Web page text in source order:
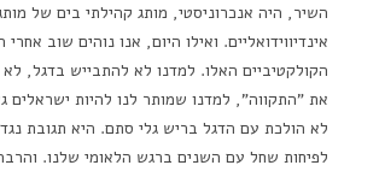
השיר, היה אנכרוניסטי, מותג קהילתי בים של
אינדיווידואליים. ואילו היום, אנו נוהים שוב אחרי
הקולקטיביים האלו. למדנו לא להתבייש בדגל,
את "התקווה", למדנו שמותר לנו להיות ישראלים
לא הולכת עם הדגל בריש גלי סתם. היא תגובת
לפיחות שחל עם השנים ברגש הלאומי שלנו.